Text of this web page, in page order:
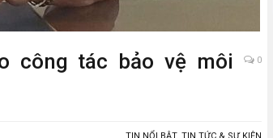
công tác bảo vệ môi
0